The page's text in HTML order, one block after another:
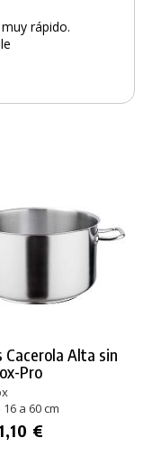
rápido.
Cacerola Alta sin
Pro
a 60 cm
€